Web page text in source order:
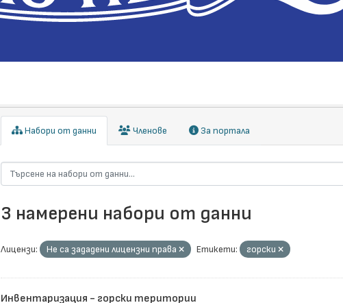
Набори от данни Членове За портала
3 намерени набори от данни
Лицензи: Не са зададени лицензни права Етикети: горски
Инвентаризация - горски територии